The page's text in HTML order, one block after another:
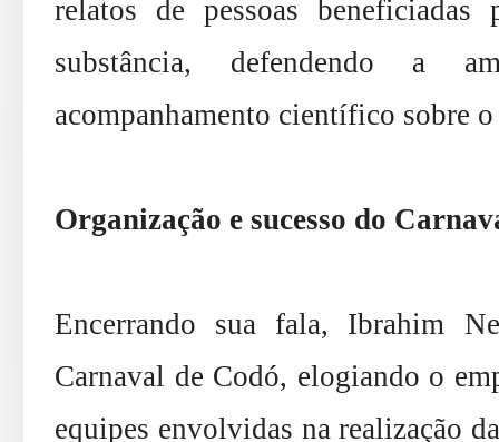
relatos de pessoas beneficiadas
substância, defendendo a
acompanhamento científico sobre o
Organização e sucesso do
Encerrando sua fala, Ibrahim
Carnaval de Codó, elogiando o
equipes envolvidas na realização